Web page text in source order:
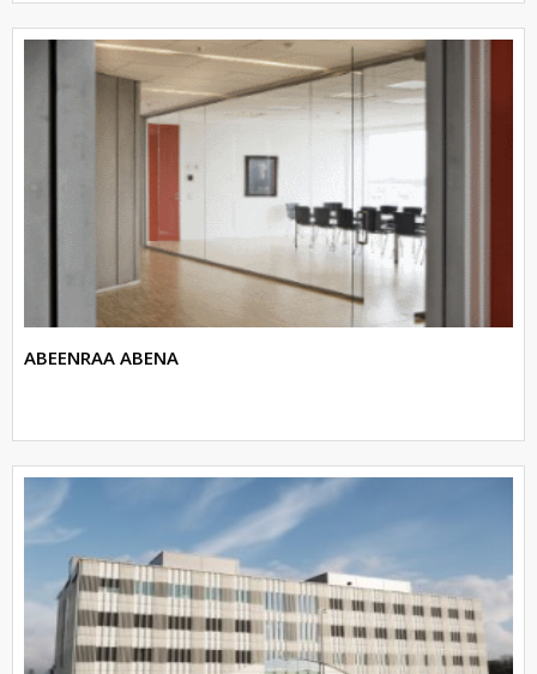
ABEENRAA ABENA